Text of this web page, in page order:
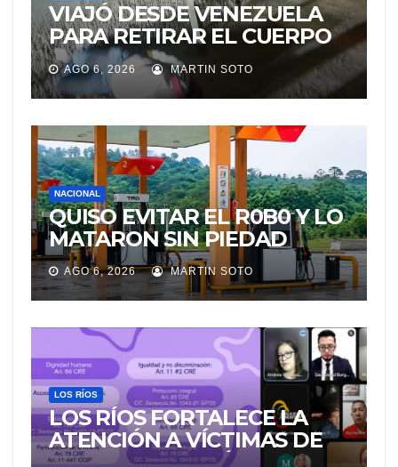
VIAJÓ DESDE VENEZUELA
PARA RETIRAR EL CUERPO
DE SU MARIDO QUE
PERMANECIÓ SEIS DÍAS EN
LA MORGUE
AGO 6, 2026 MARTIN SOTO
NACIONAL
QUISO EVITAR EL R0B0 Y LO
MATARON SIN PIEDAD
AGO 6, 2026 MARTIN SOTO
LOS RÍOS
LOS RÍOS FORTALECE LA
ATENCIÓN A VÍCTIMAS DE